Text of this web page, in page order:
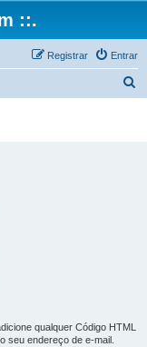
::.
Entrar
Registrar
qualquer Código HTML
seu endereço de e-mail.